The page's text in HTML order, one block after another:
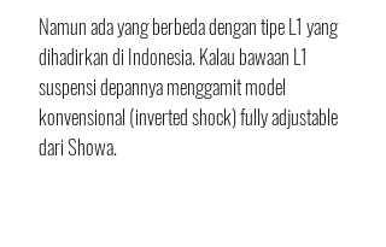
Namun ada yang berbeda dengan tipe L1 yang
dihadirkan di Indonesia. Kalau bawaan L1
suspensi depannya menggamit model
konvensional (inverted shock) fully adjustable
dari Showa.